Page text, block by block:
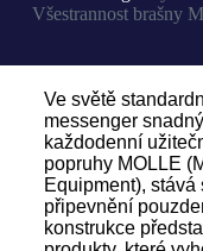
Všestrannost brašny
Ve světě
messenger
každodenní
popruhy MOLLE
Equipment),
připevnění
konstrukce